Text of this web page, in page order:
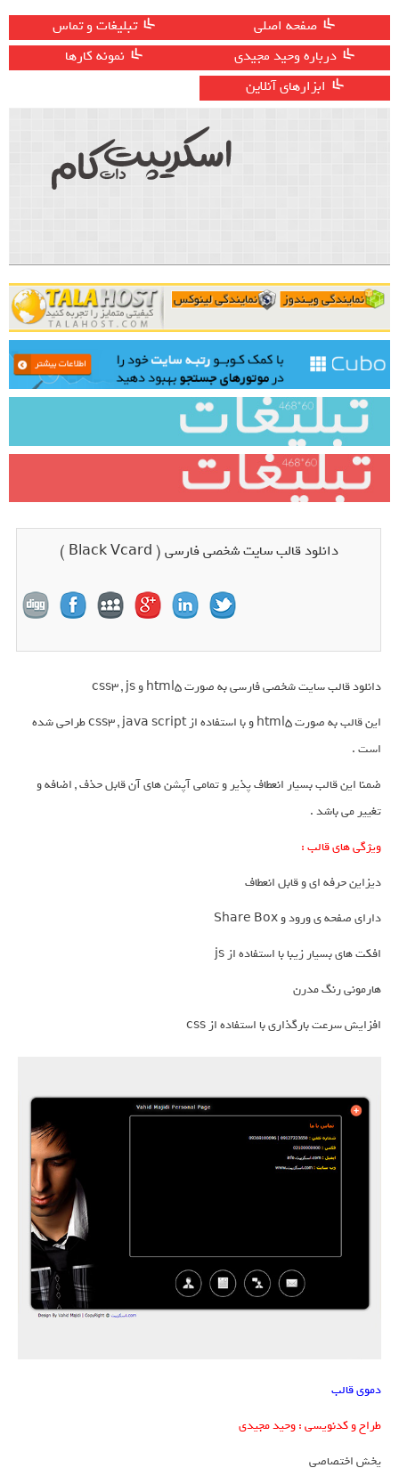
صفحه اصلی
تبلیغات و تماس
درباره وحید مجیدی
نمونه کارها
ابزارهای آنلاین
دانلود قالب سایت شخصی فارسی ( Black Vcard )
دانلود قالب سایت شخصی فارسی به صورت html5 و css3 , js
این قالب به صورت html5 و با استفاده از css3 , java script طراحی شده
است .
ضمنا این قالب بسیار انعطاف پذیر و تمامی آپشن های آن قابل حذف , اضافه و
تغییر می باشد .
ویژگی های قالب :
دیزاین حرفه ای و قابل انعطاف
دارای صفحه ی ورود و Share Box
افکت های بسیار زیبا با استفاده از js
هارمونی رنگ مدرن
افزایش سرعت بارگذاری با استفاده از css
دموی قالب
طراح و کدنویسی : وحید مجیدی
پخش اختصاصی